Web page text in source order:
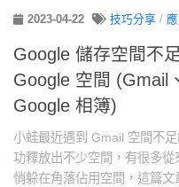
2023-04-22 技巧分享 /
Google 儲存空間不
Google 空間 (Gmail
Google 相簿)
小蛙最近遇到 Gmail 空間不
功釋放出不少空間，有很多
悄躲在角落佔用空間，這篇